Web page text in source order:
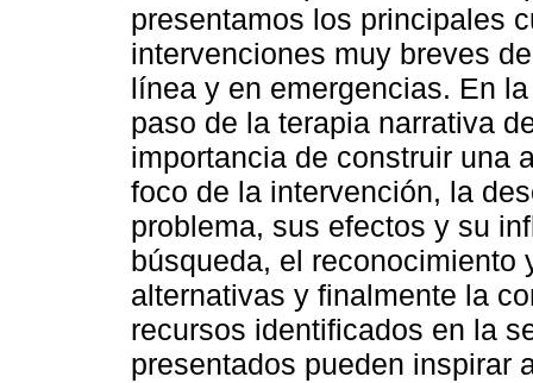
presentamos los principales
intervenciones muy breves
línea y en emergencias. En
paso de la terapia narrativa
importancia de construir una
foco de la intervención, la
problema, sus efectos y su
búsqueda, el reconocimiento
alternativas y finalmente la
recursos identificados en la
presentados pueden inspirar